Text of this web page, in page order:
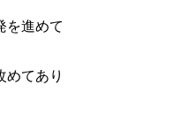
を進めて
めてあり